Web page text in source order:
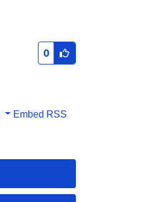
0
Embed RSS